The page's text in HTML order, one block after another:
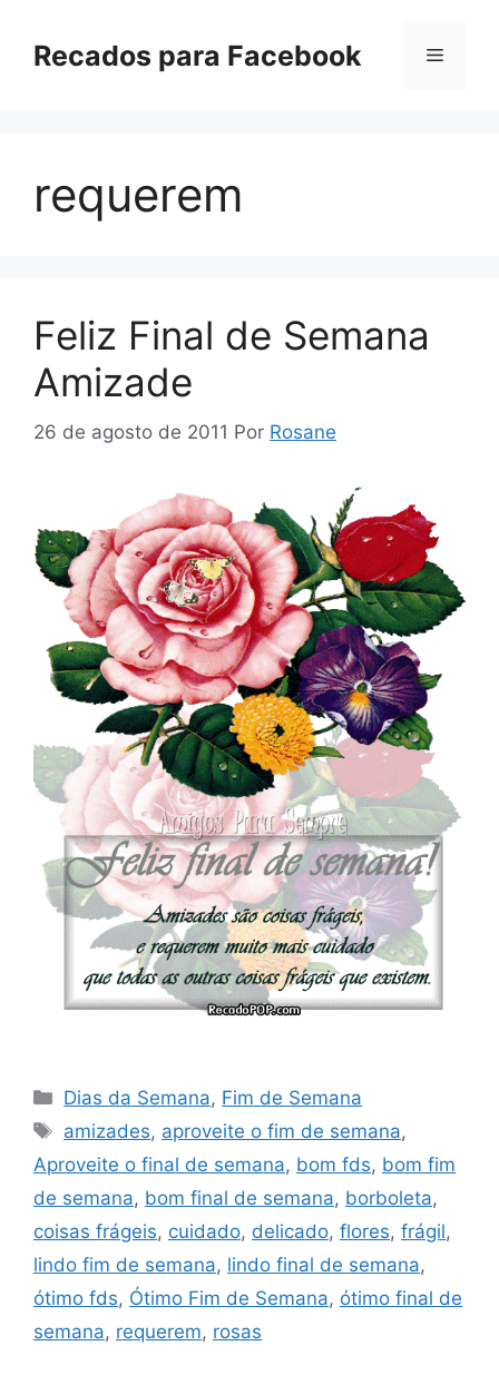
paraRecados para Facebook Menu
requerem
Feliz Final de Semana
Amizade
26 de agosto de 2011 Por Rosane
Categorias
Dias da Semana, Fim de Semana
Tags
amizades, aproveite o fim de semana,
Aproveite o final de semana, bom fds, bom fim
de semana, bom final de semana, borboleta,
coisas frágeis, cuidado, delicado, flores, frágil,
lindo fim de semana, lindo final de semana,
ótimo fds, Ótimo Fim de Semana, ótimo final de
semana, requerem, rosas